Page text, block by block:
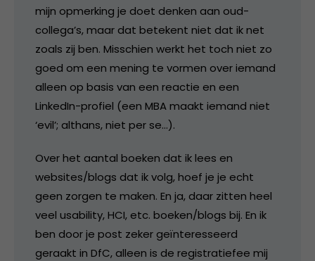
mijn opmerking je doet denken aan oud-
collega’s, maar dat betekent niet dat ik net
zoals zij ben. Misschien werkt het toch niet zo
goed om een mening te vormen over iemand
alleen op basis van een reactie en een
LinkedIn-profiel (een MBA maakt iemand niet
‘evil’; althans, niet per se…).
Over het aantal boeken dat ik lees en
websites/blogs dat ik volg, hoef je je echt
geen zorgen te maken. En ja, daar zitten heel
veel usability, HCI, etc. boeken/blogs bij. En ik
ben door je post zeker geïnteresseerd
geraakt in DfC, alleen is de registratiefee mij